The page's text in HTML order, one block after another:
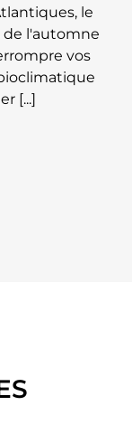
le
de l'automne
vos
[...]